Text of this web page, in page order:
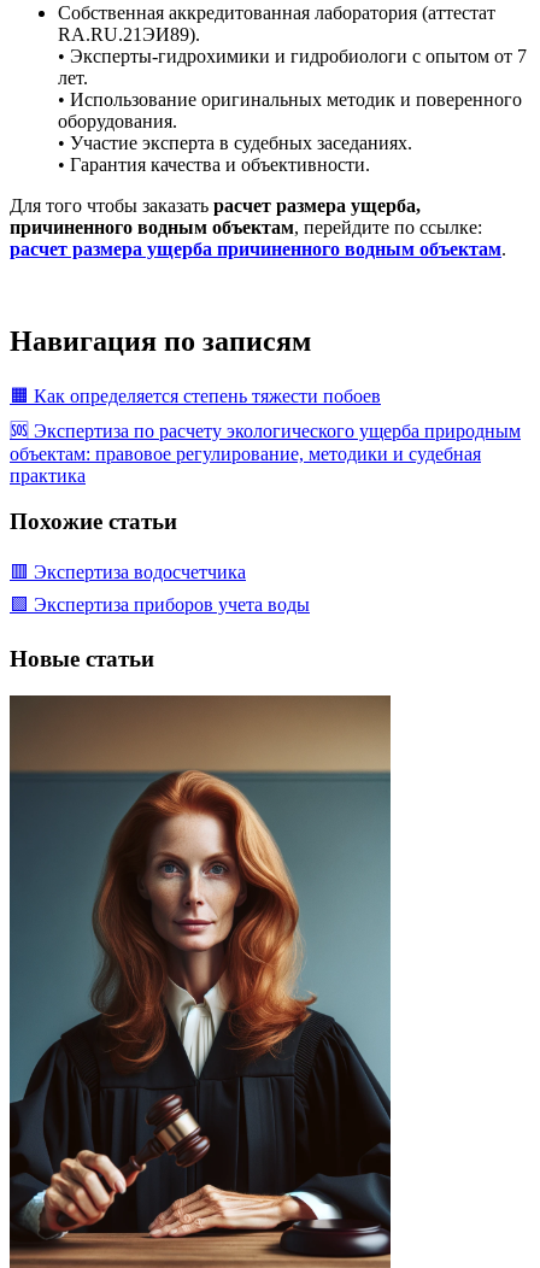
Собственная аккредитованная лаборатория (аттестат
RA.RU.21ЭИ89).
• Эксперты-гидрохимики и гидробиологи с опытом от 7
лет.
• Использование оригинальных методик и поверенного
оборудования.
• Участие эксперта в судебных заседаниях.
• Гарантия качества и объективности.
Для того чтобы заказать расчет размера ущерба,
причиненного водным объектам, перейдите по ссылке:
расчет размера ущерба причиненного водным объектам.
Навигация по записям
🟧 Как определяется степень тяжести побоев
🆘 Экспертиза по расчету экологического ущерба природным
объектам: правовое регулирование, методики и судебная
практика
Похожие статьи
🟥 Экспертиза водосчетчика
🟩 Экспертиза приборов учета воды
Новые статьи